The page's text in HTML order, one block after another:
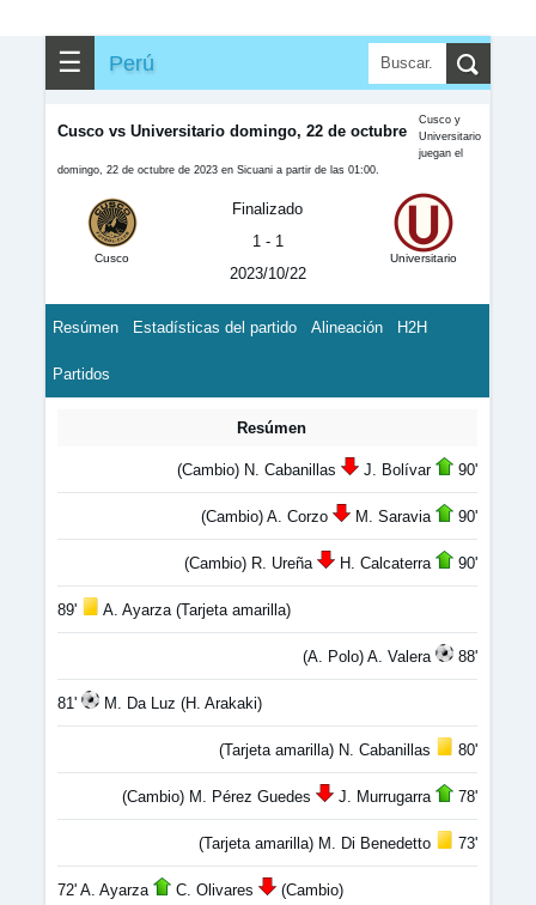
☰ Perú
Cusco vs Universitario domingo, 22 de octubre
Cusco y
Universitario
juegan el
domingo, 22 de octubre de 2023 en Sicuani a partir de las 01:00.
Cusco
Finalizado
1 - 1
2023/10/22
Universitario
Resúmen Estadísticas del partido Alineación H2H
Partidos
Resúmen
(Cambio) N. Cabanillas J. Bolívar 90'
(Cambio) A. Corzo M. Saravia 90'
(Cambio) R. Ureña H. Calcaterra 90'
89' A. Ayarza (Tarjeta amarilla)
(A. Polo) A. Valera 88'
81' M. Da Luz (H. Arakaki)
(Tarjeta amarilla) N. Cabanillas 80'
(Cambio) M. Pérez Guedes J. Murrugarra 78'
(Tarjeta amarilla) M. Di Benedetto 73'
72' A. Ayarza C. Olivares (Cambio)